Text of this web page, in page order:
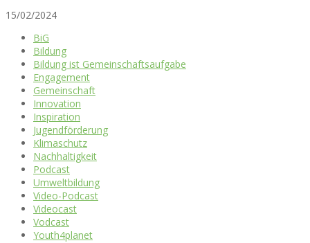
15/02/2024
BiG
Bildung
Bildung ist Gemeinschaftsaufgabe
Engagement
Gemeinschaft
Innovation
Inspiration
Jugendförderung
Klimaschutz
Nachhaltigkeit
Podcast
Umweltbildung
Video-Podcast
Videocast
Vodcast
Youth4planet